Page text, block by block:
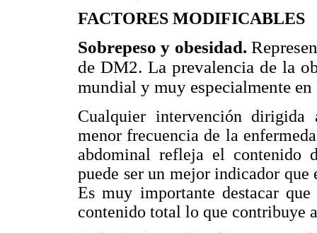
FACTORES MODIFICABLES
Sobrepeso y obesidad.
de DM2. La prevalencia de la
mundial y muy especialmente
Cualquier intervención
menor frecuencia de la
abdominal refleja el contenido
puede ser un mejor indicador
Es muy importante destacar
contenido total lo que contribuye